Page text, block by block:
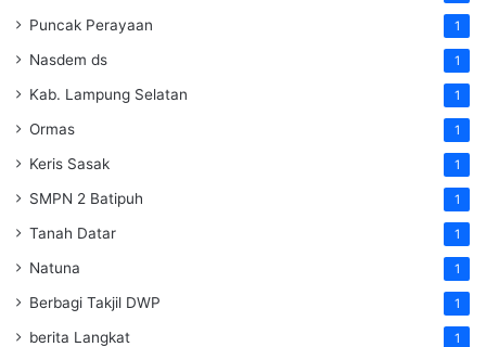
Puncak Perayaan 1
Nasdem ds 1
Kab. Lampung Selatan 1
Ormas 1
Keris Sasak 1
SMPN 2 Batipuh 1
Tanah Datar 1
Natuna 1
Berbagi Takjil DWP 1
berita Langkat 1